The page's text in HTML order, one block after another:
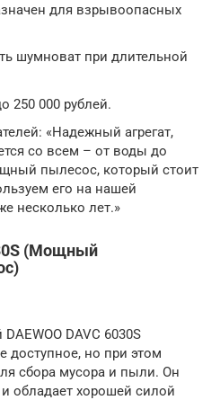
для взрывоопасных
шумноват при длительной
250 000 рублей.
«Надежный агрегат,
со всем – от воды до
пылесос, который стоит
его на нашей
несколько лет.»
(Мощный
DAVC 6030S
доступное, но при этом
сбора мусора и пыли. Он
обладает хорошей силой